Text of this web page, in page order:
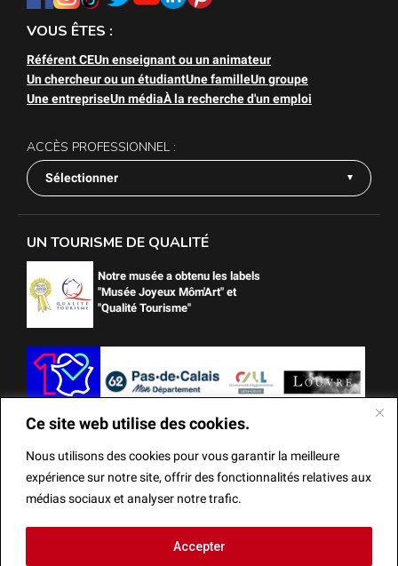
Ce site web utilise des cookies.
Nous utilisons des cookies pour vous garantir la meilleure
expérience sur notre site, offrir des fonctionnalités relatives aux
médias sociaux et analyser notre trafic.
Accepter
VOUS ÊTES :
Référent CEUn enseignant ou un animateur
Un chercheur ou un étudiantUne familleUn groupe
Une entrepriseUn médiaÀ la recherche d'un emploi
ACCÈS PROFESSIONNEL :
Sélectionner
UN TOURISME DE QUALITÉ
Notre musée a obtenu les labels
"Musée Joyeux Môm'Art" et
"Qualité Tourisme"
Ce site web utilise des cookies.